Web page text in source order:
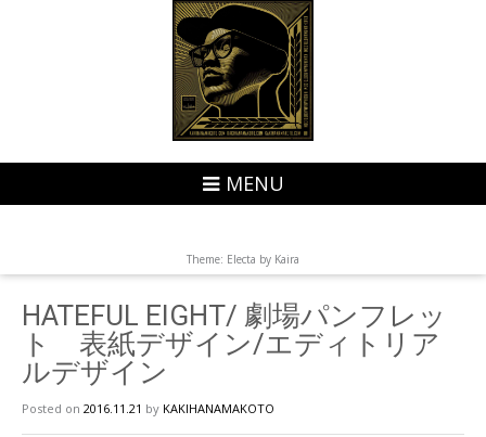
MENU
Theme: Electa by Kaira
HATEFUL EIGHT/ 劇場パンフレッ
ト 表紙デザイン/エディトリア
ルデザイン
Posted on 2016.11.21 by KAKIHANAMAKOTO